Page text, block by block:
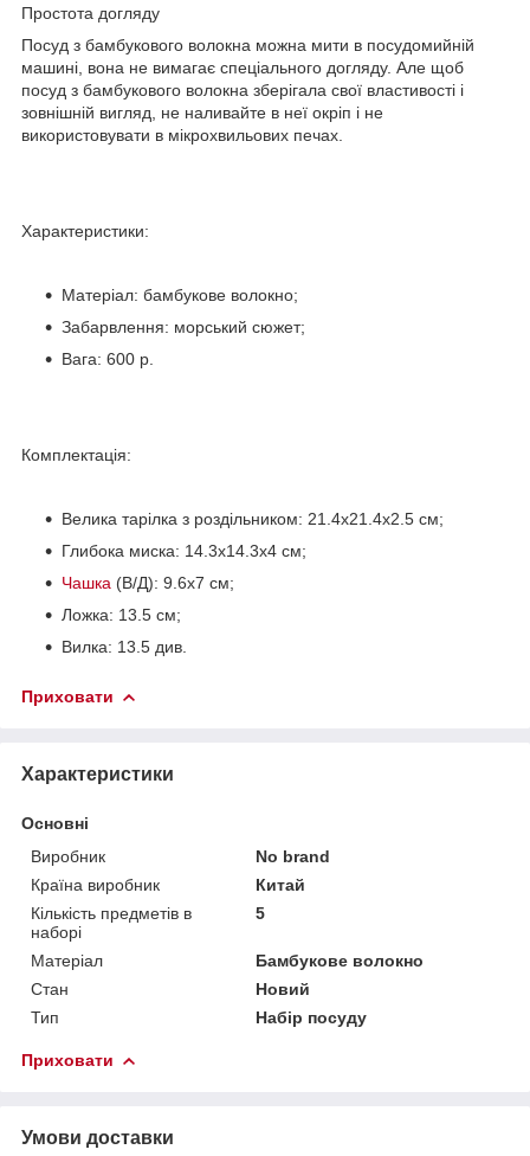
Простота догляду
Посуд з бамбукового волокна можна мити в посудомийній
машині, вона не вимагає спеціального догляду. Але щоб
посуд з бамбукового волокна зберігала свої властивості і
зовнішній вигляд, не наливайте в неї окріп і не
використовувати в мікрохвильових печах.
Характеристики:
Матеріал: бамбукове волокно;
Забарвлення: морський сюжет;
Вага: 600 р.
Комплектація:
Велика тарілка з роздільником: 21.4х21.4х2.5 см;
Глибока миска: 14.3х14.3х4 см;
Чашка (В/Д): 9.6х7 см;
Ложка: 13.5 см;
Вилка: 13.5 див.
Приховати
Характеристики
Основні
Виробник
No brand
Країна виробник
Китай
Кількість предметів в
наборі
5
Матеріал
Бамбукове волокно
Стан
Новий
Тип
Набір посуду
Приховати
Умови доставки